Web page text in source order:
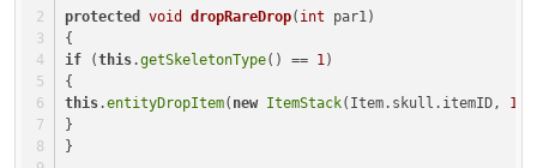
protected void dropRareDrop( int par1)
{
if (this.getSkeletonType() == 1 )
{
this.entityDropItem( new ItemStack(Item.skull.itemID, 1
}
}